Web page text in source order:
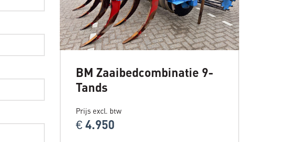
BM Zaaibedcombinatie 9-
Tands
Prijs excl. btw
€ 4.950